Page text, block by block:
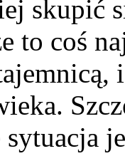
skupić
to coś
sytuacja